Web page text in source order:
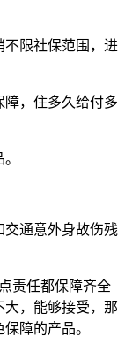
不限社保范围，进
障，住多久给付多
交通意外身故伤残
责任都保障齐全
大，能够接受，那
障的产品。